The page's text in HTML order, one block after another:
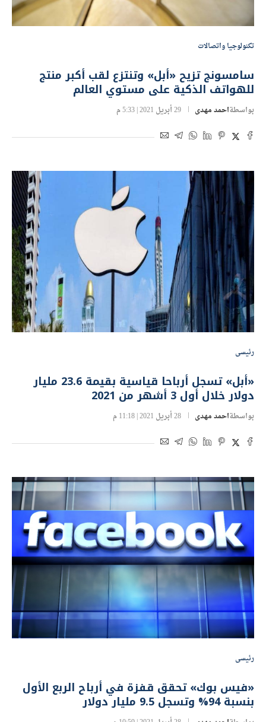
تكنولوجيا واتصالات
سامسونج تزيح «أبل» وتنتزع لقب أكبر منتج
للهواتف الذكية على مستوي العالم
بواسطةاحمد مهدى 29 أبريل 2021 | 5:33 م
رئيسى
«أبل» تسجل أرباحا قياسية بقيمة 23.6 مليار
دولار خلال أول 3 أشهر من 2021
بواسطةاحمد مهدى 28 أبريل 2021 | 11:18 م
رئيسى
«فيس بوك» تحقق قفزة في أرباح الربع الأول
بنسبة 94% وتسجل 9.5 مليار دولار